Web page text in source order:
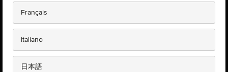
Register Forgotten password?
Français
Italiano
日本語